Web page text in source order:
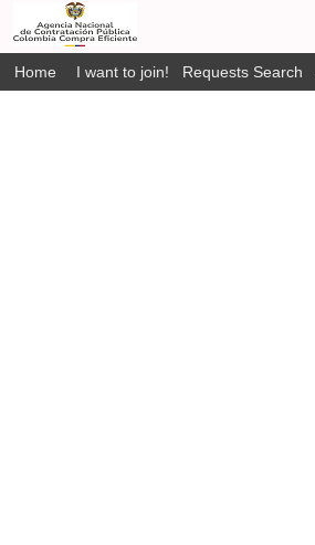
Home I want to join! Requests Search